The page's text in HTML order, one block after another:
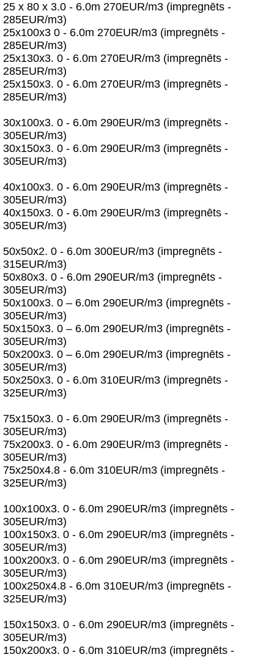
25 x 80 x 3.0 - 6.0m 270EUR/m3 (impregnēts -
285EUR/m3)
25x100x3 0 - 6.0m 270EUR/m3 (impregnēts -
285EUR/m3)
25x130x3. 0 - 6.0m 270EUR/m3 (impregnēts -
285EUR/m3)
25x150x3. 0 - 6.0m 270EUR/m3 (impregnēts -
285EUR/m3)
30x100x3. 0 - 6.0m 290EUR/m3 (impregnēts -
305EUR/m3)
30x150x3. 0 - 6.0m 290EUR/m3 (impregnēts -
305EUR/m3)
40x100x3. 0 - 6.0m 290EUR/m3 (impregnēts -
305EUR/m3)
40x150x3. 0 - 6.0m 290EUR/m3 (impregnēts -
305EUR/m3)
50x50x2. 0 - 6.0m 300EUR/m3 (impregnēts -
315EUR/m3)
50x80x3. 0 - 6.0m 290EUR/m3 (impregnēts -
305EUR/m3)
50x100x3. 0 – 6.0m 290EUR/m3 (impregnēts -
305EUR/m3)
50x150x3. 0 – 6.0m 290EUR/m3 (impregnēts -
305EUR/m3)
50x200x3. 0 – 6.0m 290EUR/m3 (impregnēts -
305EUR/m3)
50x250x3. 0 - 6.0m 310EUR/m3 (impregnēts -
325EUR/m3)
75x150x3. 0 - 6.0m 290EUR/m3 (impregnēts -
305EUR/m3)
75x200x3. 0 - 6.0m 290EUR/m3 (impregnēts -
305EUR/m3)
75x250x4.8 - 6.0m 310EUR/m3 (impregnēts -
325EUR/m3)
100x100x3. 0 - 6.0m 290EUR/m3 (impregnēts -
305EUR/m3)
100x150x3. 0 - 6.0m 290EUR/m3 (impregnēts -
305EUR/m3)
100x200x3. 0 - 6.0m 290EUR/m3 (impregnēts -
305EUR/m3)
100x250x4.8 - 6.0m 310EUR/m3 (impregnēts -
325EUR/m3)
150x150x3. 0 - 6.0m 290EUR/m3 (impregnēts -
305EUR/m3)
150x200x3. 0 - 6.0m 310EUR/m3 (impregnēts -